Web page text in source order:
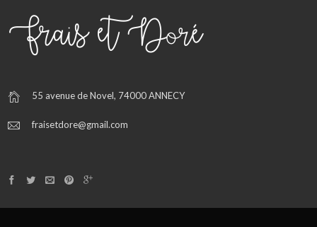
55 avenue de Novel, 74000 ANNECY
fraisetdore@gmail.com